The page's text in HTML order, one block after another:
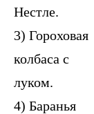
Нестле.
3) Гороховая
колбаса с
луком.
4) Баранья